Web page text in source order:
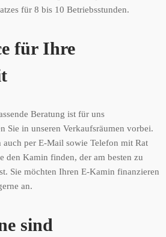
für 8 bis 10 Betriebsstunden.
für Ihre
Beratung ist für uns
Sie in unseren Verkaufsräumen vorbei.
per E-Mail sowie Telefon mit Rat
den Kamin finden, der am besten zu
Sie möchten Ihren E-Kamin finanzieren
an.
sind